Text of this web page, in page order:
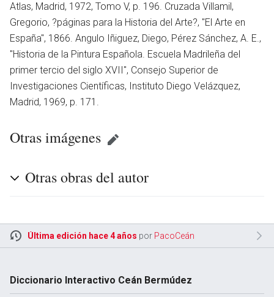
Atlas, Madrid, 1972, Tomo V, p. 196. Cruzada Villamil,
Gregorio, ?páginas para la Historia del Arte?, ''El Arte en
España'', 1866. Angulo Iñiguez, Diego, Pérez Sánchez, A. E.,
''Historia de la Pintura Española. Escuela Madrileña del
primer tercio del siglo XVII'', Consejo Superior de
Investigaciones Científicas, Instituto Diego Velázquez,
Madrid, 1969, p. 171.
Otras imágenes
Otras obras del autor
Última edición hace 4 años por PacoCeán
Diccionario Interactivo Ceán Bermúdez